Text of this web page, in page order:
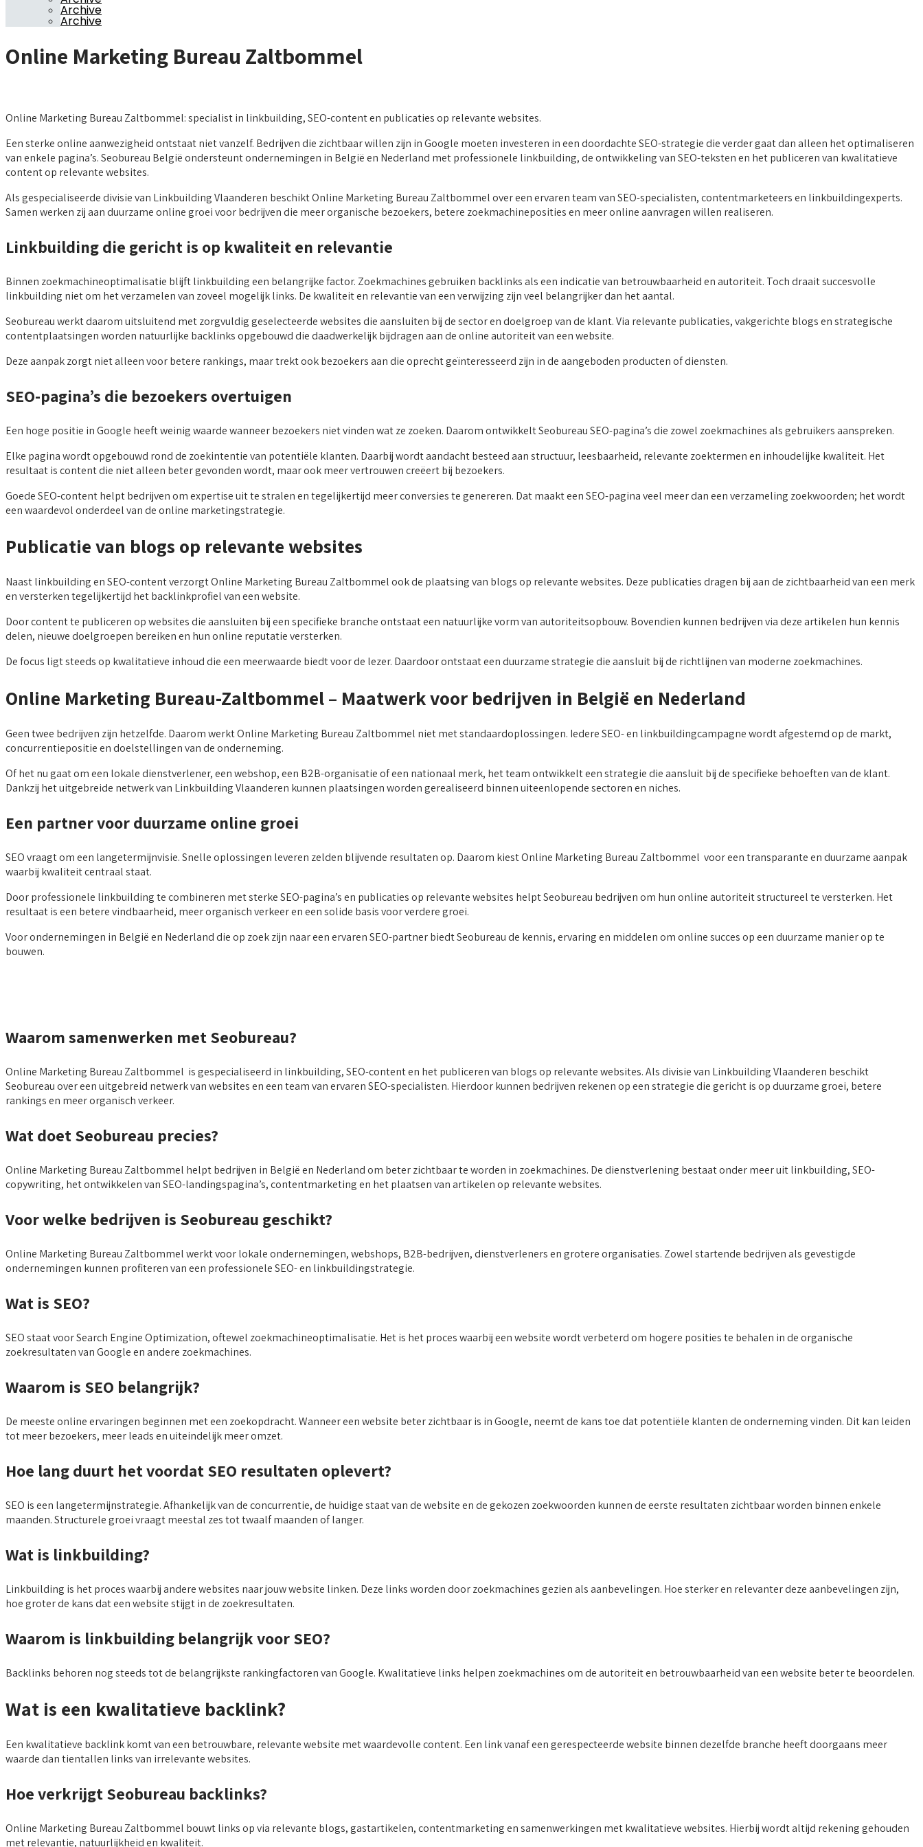
Archive
Archive
Online Marketing Bureau Zaltbommel
Online Marketing Bureau Zaltbommel: specialist in linkbuilding, SEO-content en publicaties op relevante websites.
Een sterke online aanwezigheid ontstaat niet vanzelf. Bedrijven die zichtbaar willen zijn in Google moeten investeren in een doordachte SEO-strategie die verder gaat dan alleen het optimaliseren
van enkele pagina’s. Seobureau België ondersteunt ondernemingen in België en Nederland met professionele linkbuilding, de ontwikkeling van SEO-teksten en het publiceren van kwalitatieve
content op relevante websites.
Als gespecialiseerde divisie van Linkbuilding Vlaanderen beschikt Online Marketing Bureau Zaltbommel over een ervaren team van SEO-specialisten, contentmarketeers en linkbuildingexperts.
Samen werken zij aan duurzame online groei voor bedrijven die meer organische bezoekers, betere zoekmachineposities en meer online aanvragen willen realiseren.
Linkbuilding die gericht is op kwaliteit en relevantie
Binnen zoekmachineoptimalisatie blijft linkbuilding een belangrijke factor. Zoekmachines gebruiken backlinks als een indicatie van betrouwbaarheid en autoriteit. Toch draait succesvolle
linkbuilding niet om het verzamelen van zoveel mogelijk links. De kwaliteit en relevantie van een verwijzing zijn veel belangrijker dan het aantal.
Seobureau werkt daarom uitsluitend met zorgvuldig geselecteerde websites die aansluiten bij de sector en doelgroep van de klant. Via relevante publicaties, vakgerichte blogs en strategische
contentplaatsingen worden natuurlijke backlinks opgebouwd die daadwerkelijk bijdragen aan de online autoriteit van een website.
Deze aanpak zorgt niet alleen voor betere rankings, maar trekt ook bezoekers aan die oprecht geïnteresseerd zijn in de aangeboden producten of diensten.
SEO-pagina’s die bezoekers overtuigen
Een hoge positie in Google heeft weinig waarde wanneer bezoekers niet vinden wat ze zoeken. Daarom ontwikkelt Seobureau SEO-pagina’s die zowel zoekmachines als gebruikers aanspreken.
Elke pagina wordt opgebouwd rond de zoekintentie van potentiële klanten. Daarbij wordt aandacht besteed aan structuur, leesbaarheid, relevante zoektermen en inhoudelijke kwaliteit. Het
resultaat is content die niet alleen beter gevonden wordt, maar ook meer vertrouwen creëert bij bezoekers.
Goede SEO-content helpt bedrijven om expertise uit te stralen en tegelijkertijd meer conversies te genereren. Dat maakt een SEO-pagina veel meer dan een verzameling zoekwoorden; het wordt
een waardevol onderdeel van de online marketingstrategie.
Publicatie van blogs op relevante websites
Naast linkbuilding en SEO-content verzorgt Online Marketing Bureau Zaltbommel ook de plaatsing van blogs op relevante websites. Deze publicaties dragen bij aan de zichtbaarheid van een merk
en versterken tegelijkertijd het backlinkprofiel van een website.
Door content te publiceren op websites die aansluiten bij een specifieke branche ontstaat een natuurlijke vorm van autoriteitsopbouw. Bovendien kunnen bedrijven via deze artikelen hun kennis
delen, nieuwe doelgroepen bereiken en hun online reputatie versterken.
De focus ligt steeds op kwalitatieve inhoud die een meerwaarde biedt voor de lezer. Daardoor ontstaat een duurzame strategie die aansluit bij de richtlijnen van moderne zoekmachines.
Online Marketing Bureau-Zaltbommel – Maatwerk voor bedrijven in België en Nederland
Geen twee bedrijven zijn hetzelfde. Daarom werkt Online Marketing Bureau Zaltbommel niet met standaardoplossingen. Iedere SEO- en linkbuildingcampagne wordt afgestemd op de markt,
concurrentiepositie en doelstellingen van de onderneming.
Of het nu gaat om een lokale dienstverlener, een webshop, een B2B-organisatie of een nationaal merk, het team ontwikkelt een strategie die aansluit bij de specifieke behoeften van de klant.
Dankzij het uitgebreide netwerk van Linkbuilding Vlaanderen kunnen plaatsingen worden gerealiseerd binnen uiteenlopende sectoren en niches.
Een partner voor duurzame online groei
SEO vraagt om een langetermijnvisie. Snelle oplossingen leveren zelden blijvende resultaten op. Daarom kiest Online Marketing Bureau Zaltbommel voor een transparante en duurzame aanpak
waarbij kwaliteit centraal staat.
Door professionele linkbuilding te combineren met sterke SEO-pagina’s en publicaties op relevante websites helpt Seobureau bedrijven om hun online autoriteit structureel te versterken. Het
resultaat is een betere vindbaarheid, meer organisch verkeer en een solide basis voor verdere groei.
Voor ondernemingen in België en Nederland die op zoek zijn naar een ervaren SEO-partner biedt Seobureau de kennis, ervaring en middelen om online succes op een duurzame manier op te
bouwen.
Waarom samenwerken met Seobureau?
Online Marketing Bureau Zaltbommel is gespecialiseerd in linkbuilding, SEO-content en het publiceren van blogs op relevante websites. Als divisie van Linkbuilding Vlaanderen beschikt
Seobureau over een uitgebreid netwerk van websites en een team van ervaren SEO-specialisten. Hierdoor kunnen bedrijven rekenen op een strategie die gericht is op duurzame groei, betere
rankings en meer organisch verkeer.
Wat doet Seobureau precies?
Online Marketing Bureau Zaltbommel helpt bedrijven in België en Nederland om beter zichtbaar te worden in zoekmachines. De dienstverlening bestaat onder meer uit linkbuilding, SEO-
copywriting, het ontwikkelen van SEO-landingspagina’s, contentmarketing en het plaatsen van artikelen op relevante websites.
Voor welke bedrijven is Seobureau geschikt?
Online Marketing Bureau Zaltbommel werkt voor lokale ondernemingen, webshops, B2B-bedrijven, dienstverleners en grotere organisaties. Zowel startende bedrijven als gevestigde
ondernemingen kunnen profiteren van een professionele SEO- en linkbuildingstrategie.
Wat is SEO?
SEO staat voor Search Engine Optimization, oftewel zoekmachineoptimalisatie. Het is het proces waarbij een website wordt verbeterd om hogere posities te behalen in de organische
zoekresultaten van Google en andere zoekmachines.
Waarom is SEO belangrijk?
De meeste online ervaringen beginnen met een zoekopdracht. Wanneer een website beter zichtbaar is in Google, neemt de kans toe dat potentiële klanten de onderneming vinden. Dit kan leiden
tot meer bezoekers, meer leads en uiteindelijk meer omzet.
Hoe lang duurt het voordat SEO resultaten oplevert?
SEO is een langetermijnstrategie. Afhankelijk van de concurrentie, de huidige staat van de website en de gekozen zoekwoorden kunnen de eerste resultaten zichtbaar worden binnen enkele
maanden. Structurele groei vraagt meestal zes tot twaalf maanden of langer.
Wat is linkbuilding?
Linkbuilding is het proces waarbij andere websites naar jouw website linken. Deze links worden door zoekmachines gezien als aanbevelingen. Hoe sterker en relevanter deze aanbevelingen zijn,
hoe groter de kans dat een website stijgt in de zoekresultaten.
Waarom is linkbuilding belangrijk voor SEO?
Backlinks behoren nog steeds tot de belangrijkste rankingfactoren van Google. Kwalitatieve links helpen zoekmachines om de autoriteit en betrouwbaarheid van een website beter te beoordelen.
Wat is een kwalitatieve backlink?
Een kwalitatieve backlink komt van een betrouwbare, relevante website met waardevolle content. Een link vanaf een gerespecteerde website binnen dezelfde branche heeft doorgaans meer
waarde dan tientallen links van irrelevante websites.
Hoe verkrijgt Seobureau backlinks?
Online Marketing Bureau Zaltbommel bouwt links op via relevante blogs, gastartikelen, contentmarketing en samenwerkingen met kwalitatieve websites. Hierbij wordt altijd rekening gehouden
met relevantie, natuurlijkheid en kwaliteit.